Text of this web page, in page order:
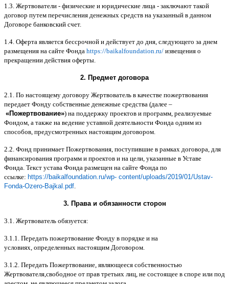
1.3. Жертвователи - физические и юридические лица - заключают такой
договор путем перечисления денежных средств на указанный в данном
Договоре банковский счет.
1.4. Оферта является бессрочной и действует до дня следующего за днем
размещения на сайте Фонда https://baikalfoundation.ru/ извещения о
прекращении действия оферты
2. Предмет договора
2.1. По настоящему договору Жертвователь в качестве пожертвования
передает Фонду собственные денежные средства (далее –
«Пожертвование») на поддержку проектов и программ реализуемые
Фондом а также на ведение уставной деятельности Фонда одним из
способов предусмотренных настоящим договором
2.2. Фонд принимает Пожертвования поступившие в рамках договора для
финансирования программ и проектов и на цели указанные в Уставе
Фонда Текст устава Фонда размещен на сайте Фонда по
ссылке: https://baikalfoundation.ru/wp- content/uploads/2019/01/Ustav-
Fonda-Ozero-Bajkal.pdf
3. Права и обязанности сторон
3.1. Жертвователь обязуется:
3.1.1. Передать пожертвование Фонду в порядке и на
условиях определенных настоящим Договором
3.1.2. Передать Пожертвование являющееся собственностью
Жертвователя свободное от прав третьих лиц не состоящее в споре или под